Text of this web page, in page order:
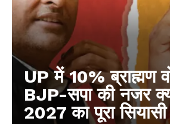
UP में 10% ब्राह्मण
BJP-सपा की नजर
2027 का पूरा